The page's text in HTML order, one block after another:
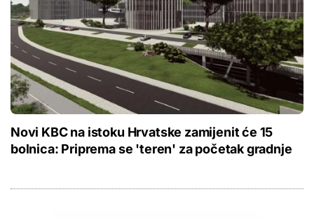
Novi KBC na istoku Hrvatske zamijenit će 15
bolnica: Priprema se 'teren' za početak gradnje